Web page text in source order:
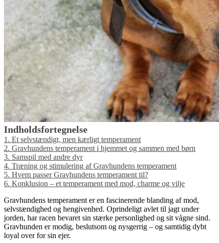
Indholdsfortegnelse
1. Et selvstændigt, men kærligt temperament
2. Gravhundens temperament i hjemmet og sammen med børn
3. Samspil med andre dyr
4. Træning og stimulering af Gravhundens temperament
5. Hvem passer Gravhundens temperament til?
6. Konklusion – et temperament med mod, charme og vilje
Gravhundens temperament er en fascinerende blanding af mod,
selvstændighed og hengivenhed. Oprindeligt avlet til jagt under
jorden, har racen bevaret sin stærke personlighed og sit vågne sind.
Gravhunden er modig, beslutsom og nysgerrig – og samtidig dybt
loyal over for sin ejer.